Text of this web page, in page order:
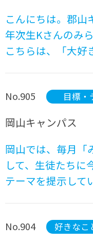
こんにちは。郡山
年次生Kさんのみ
こちらは、「大
No.905 目標・
岡山キャンパス
岡山では、毎月「
して、生徒たちに
テーマを提示し
No.904 好きなこ